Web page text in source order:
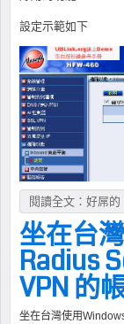
設定示範如下
閱讀全文：好屌
坐在台
Radius
VPN 的
坐在台灣使用